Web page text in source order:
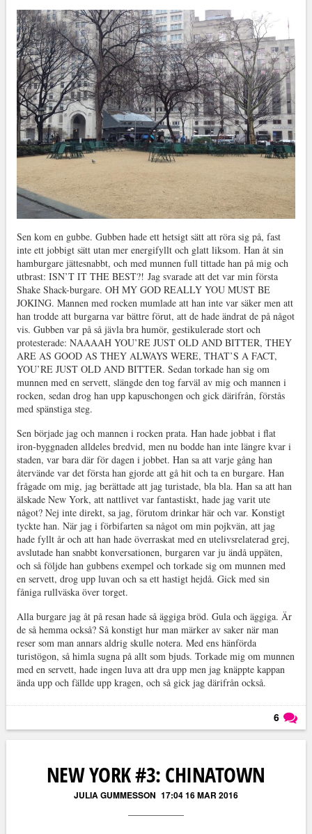
Sen kom en gubbe. Gubben hade ett hetsigt sätt att röra sig på, fast
inte ett jobbigt sätt utan mer energifyllt och glatt liksom. Han åt sin
hamburgare jättesnabbt, och med munnen full tittade han på mig och
utbrast: ISN’T IT THE BEST?! Jag svarade att det var min första
Shake Shack-burgare. OH MY GOD REALLY YOU MUST BE
JOKING. Mannen med rocken mumlade att han inte var säker men att
han trodde att burgarna var bättre förut, att de hade ändrat de på något
vis. Gubben var på så jävla bra humör, gestikulerade stort och
protesterade: NAAAAH YOU’RE JUST OLD AND BITTER, THEY
ARE AS GOOD AS THEY ALWAYS WERE, THAT’S A FACT,
YOU’RE JUST OLD AND BITTER. Sedan torkade han sig om
munnen med en servett, slängde den tog farväl av mig och mannen i
rocken, sedan drog han upp kapuschongen och gick därifrån, förstås
med spänstiga steg.
Sen började jag och mannen i rocken prata. Han hade jobbat i flat
iron-byggnaden alldeles bredvid, men nu bodde han inte längre kvar i
staden, var bara där för dagen i jobbet. Han sa att varje gång han
återvände var det första han gjorde att gå hit och ta en burgare. Han
frågade om mig, jag berättade att jag turistade, bla bla. Han sa att han
älskade New York, att nattlivet var fantastiskt, hade jag varit ute
något? Nej inte direkt, sa jag, förutom drinkar här och var. Konstigt
tyckte han. När jag i förbifarten sa något om min pojkvän, att jag
hade fyllt år och att han hade överraskat med en utelivsrelaterad grej,
avslutade han snabbt konversationen, burgaren var ju ändå uppäten,
och så följde han gubbens exempel och torkade sig om munnen med
en servett, drog upp luvan och sa ett hastigt hejdå. Gick med sin
fåniga rullväska över torget.
Alla burgare jag åt på resan hade så äggiga bröd. Gula och äggiga. Är
de så hemma också? Så konstigt hur man märker av saker när man
reser som man annars aldrig skulle notera. Med ens hänförda
turistögon, så himla sugna på allt som bjuds. Torkade mig om munnen
med en servett, hade ingen luva att dra upp men jag knäppte kappan
ända upp och fällde upp kragen, och så gick jag därifrån också.
6
NEW YORK #3: CHINATOWN
JULIA GUMMESSON 17:04 16 MAR 2016